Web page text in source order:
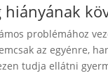
hiányának
problémához
az egyénre,
tudja ellátni